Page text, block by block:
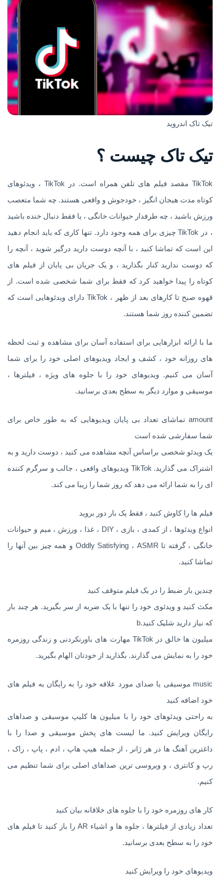
تیک تاک اندروید
تیک تاک چیست ؟
TikTok مقصد فیلم های تلفن همراه است. در TikTok ، ویدئوهای
کوتاه مدت هیجان انگیز ، خودجوش و واقعی هستند. چه شما متعصب
ورزش باشید ، چه طرفدار حیوانات خانگی ، یا فقط دنبال خنده باشید
، در TikTok چیزی برای همه وجود دارد. تنها کاری که باید انجام دهید
این است که تماشا کنید ، با آنچه دوست دارید درگیر شوید ، آنچه را
که دوست ندارید کنار بگذارید ، و یک جریان بی پایان از فیلم های
کوتاه را پیدا خواهید کرد که فقط برای شما شخصی شده است. از
قهوه صبح تا کارهای بعد از ظهر ، TikTok دارای ویدئوهایی است که
تضمین کننده روز شما هستند.
ما با ارائه ابزارهایی برای استفاده آسان برای مشاهده و ثبت لحظه
های روزانه خود ، کشف و ایجاد ویدیوهای اصلی خود را برای شما
آسان می کنیم. ویدیوهای خود را با جلوه های ویژه ، فیلترها ،
موسیقی و موارد دیگر به سطح بعدی برسانید.
amount تماشای تعداد بی پایان ویدیوهایی که به طور خاص برای
شما سفارشی شده است
یک ویدئو شخصی براساس آنچه مشاهده می کنید ، دوست دارید و به
اشتراک می گذارید. TikTok ویدیوهای واقعی ، جالب و سرگرم کننده
ای را به شما ارائه می دهد که روز شما را زیبا می کند.
فیلم ها را کاوش کنید ، فقط یک بار دور بروید
انواع ویدئوها ، از کمدی ، بازی ، DIY ، غذا ، ورزش ، میم و حیوانات
خانگی ، گرفته تا Oddly Satisfying ، ASMR و همه چیز بین آنها را
تماشا کنید.
چندین بار ضبط را در یک فیلم متوقف کنید
مکث کنید و ویدئوی خود را تنها با یک ضربه از سر بگیرید. هر چند بار
که نیاز دارید شلیک کنید.b
میلیون ها خالق در TikTok مهارت های باورنکردنی و زندگی روزمره
خود را به نمایش می گذارند. بگذارید از خودتان الهام بگیرید.
music موسیقی یا صدای مورد علاقه خود را به رایگان به فیلم های
خود اضافه کنید
به راحتی ویدئوهای خود را با میلیون ها کلیپ موسیقی و صداهای
رایگان ویرایش کنید. ما لیست های پخش موسیقی و صدا را با
داغترین آهنگ ها در هر ژانر ، از جمله هیپ هاپ ، ادم ، پاپ ، راک ،
رپ و کانتری ، و ویروسی ترین صداهای اصلی برای شما تنظیم می
کنیم.
کار های روزمره خود را با جلوه های خلاقانه بیان کنید
تعداد زیادی از فیلترها ، جلوه ها و اشیاء AR را باز کنید تا فیلم های
خود را به سطح بعدی برسانید.
ویدیوهای خود را ویرایش کنید